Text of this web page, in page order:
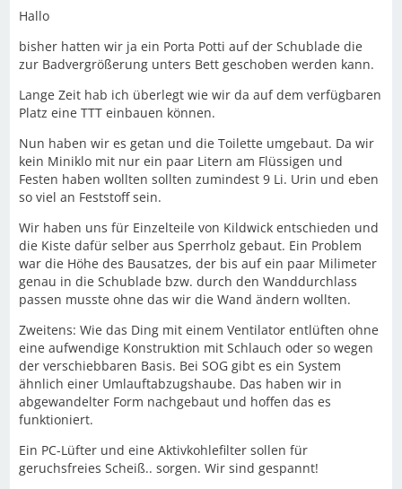
Hallo
bisher hatten wir ja ein Porta Potti auf der Schublade die
zur Badvergrößerung unters Bett geschoben werden kann.
Lange Zeit hab ich überlegt wie wir da auf dem verfügbaren
Platz eine TTT einbauen können.
Nun haben wir es getan und die Toilette umgebaut. Da wir
kein Miniklo mit nur ein paar Litern am Flüssigen und
Festen haben wollten sollten zumindest 9 Li. Urin und eben
so viel an Feststoff sein.
Wir haben uns für Einzelteile von Kildwick entschieden und
die Kiste dafür selber aus Sperrholz gebaut. Ein Problem
war die Höhe des Bausatzes, der bis auf ein paar Milimeter
genau in die Schublade bzw. durch den Wanddurchlass
passen musste ohne das wir die Wand ändern wollten.
Zweitens: Wie das Ding mit einem Ventilator entlüften ohne
eine aufwendige Konstruktion mit Schlauch oder so wegen
der verschiebbaren Basis. Bei SOG gibt es ein System
ähnlich einer Umlauftabzugshaube. Das haben wir in
abgewandelter Form nachgebaut und hoffen das es
funktioniert.
Ein PC-Lüfter und eine Aktivkohlefilter sollen für
geruchsfreies Scheiß.. sorgen. Wir sind gespannt!